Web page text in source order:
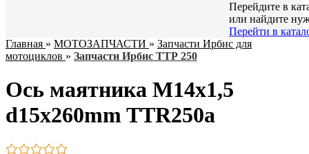
Перейдите в
или найдите
Перейти в
Главная » МОТОЗАПЧАСТИ » Запчасти Ирбис для
мотоциклов » Запчасти Ирбис ТТР 250
Ось маятника M14х1,5
d15х260mm TTR250a